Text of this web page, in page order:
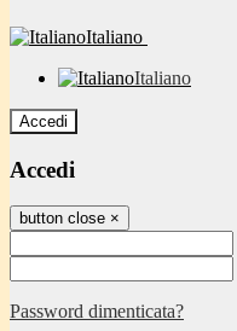
Italiano
Italiano
Accedi
Accedi
button close ×
Password dimenticata?